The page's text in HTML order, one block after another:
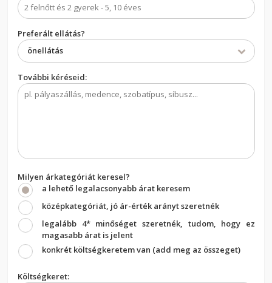
Preferált ellátás?
önellátás
További kéréseid:
Milyen árkategóriát keresel?
a lehető legalacsonyabb árat keresem
középkategóriát, jó ár-érték arányt szeretnék
legalább 4* minőséget szeretnék, tudom, hogy ez
magasabb árat is jelent
konkrét költségkeretem van (add meg az összeget)
Költségkeret: